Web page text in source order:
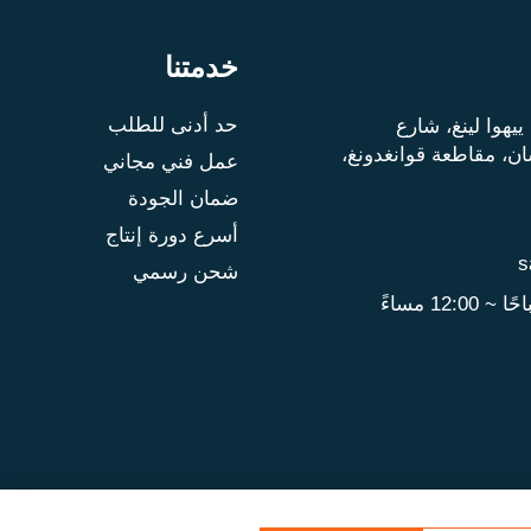
1334 قمة ييهوا لينغ، شارع
مقاطعة قوانغدونغ،
خدمتنا
حد أدنى للطلب
عمل فني مجاني
ضمان الجودة
أسرع دورة إنتاج
شحن رسمي